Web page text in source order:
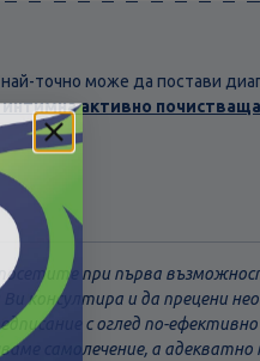
точно може да постави
активно
при първа
консултира и да прецени
с оглед по-
самолечение, а адекватно